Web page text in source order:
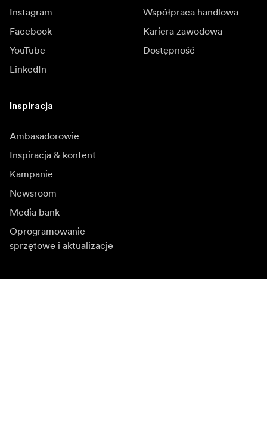
Instagram
Facebook
YouTube
LinkedIn
Współpraca handlowa
Kariera zawodowa
Dostępność
Inspiracja
Ambasadorowie
Inspiracja & kontent
Kampanie
Newsroom
Media bank
Oprogramowanie
sprzętowe i aktualizacje